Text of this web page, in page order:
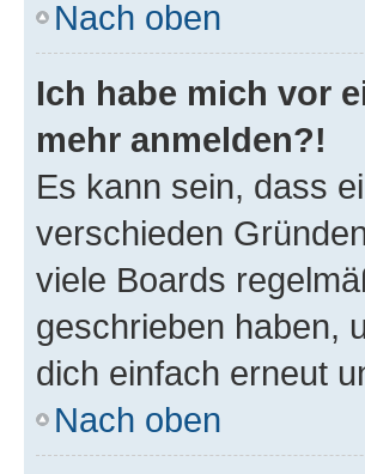
Nach oben
Ich habe mich vor
mehr anmelden?!
Es kann sein, dass
verschieden
viele Boards
geschrieben haben,
dich einfach erneut
Nach oben